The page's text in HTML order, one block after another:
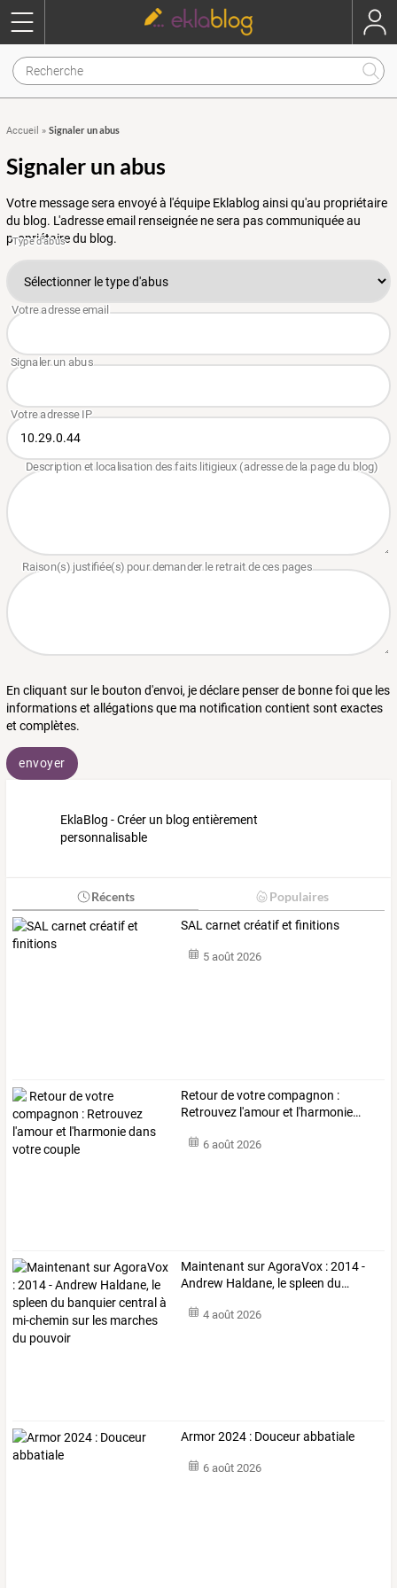
Accueil » Signaler un abus
Signaler un abus
Votre message sera envoyé à l'équipe Eklablog ainsi qu'au propriétaire
du blog. L'adresse email renseignée ne sera pas communiquée au
propriétaire du blog.
En cliquant sur le bouton d'envoi, je déclare penser de bonne foi que les
informations et allégations que ma notification contient sont exactes
et complètes.
envoyer
EklaBlog - Créer un blog entièrement
personnalisable
Récents Populaires
SAL carnet créatif et finitions
5 août 2026
Retourdevotrecompagnon :
Retrouvez l'amouret l'harmonie…
6 août 2026
Maintenant surAgoraVox :2014-
Andrew Haldane, lespleen du…
4 août 2026
Armor 2024 : Douceur abbatiale
6 août 2026